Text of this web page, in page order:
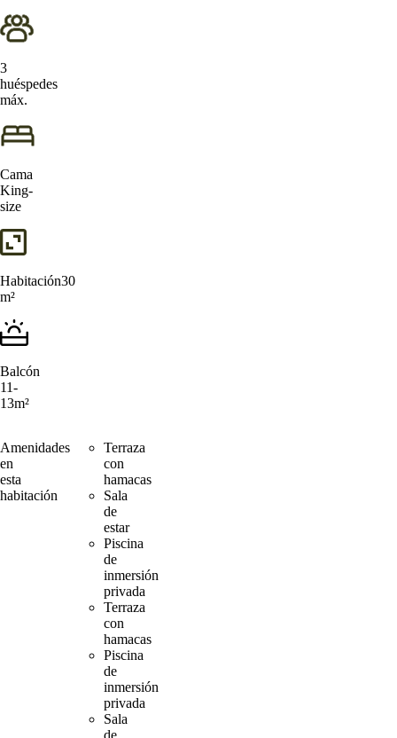
3
huéspedes
máx.
Cama
King-
size
Habitación30
m²
Balcón
11-
13m²
Amenidades
en
esta
habitación
Terraza
con
hamacas
Sala
de
estar
Piscina
de
inmersión
privada
Terraza
con
hamacas
Piscina
de
inmersión
privada
Sala
de